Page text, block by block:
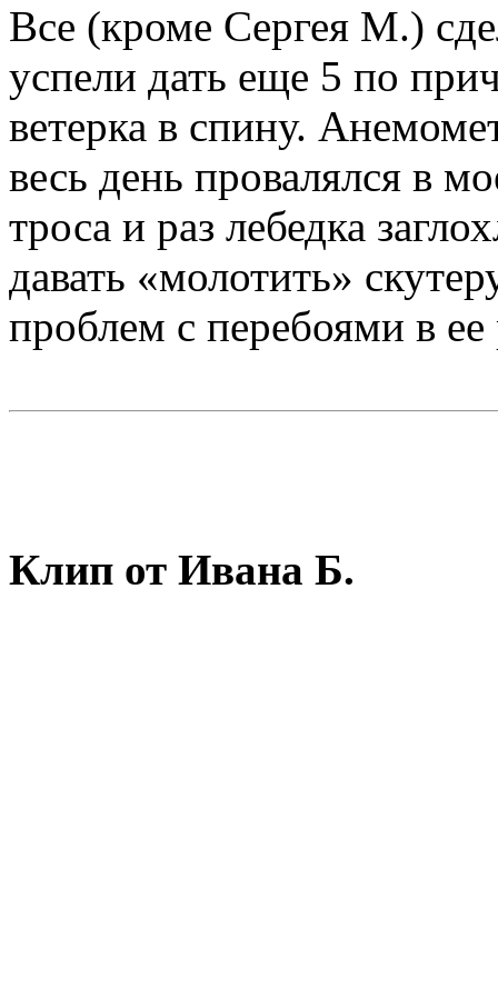
Все (кроме Сергея М.)
успели дать еще 5 по
ветерка в спину.
весь день провалялся в
троса и раз лебедка
давать «молотить»
проблем с перебоями в
Клип от Ивана Б.